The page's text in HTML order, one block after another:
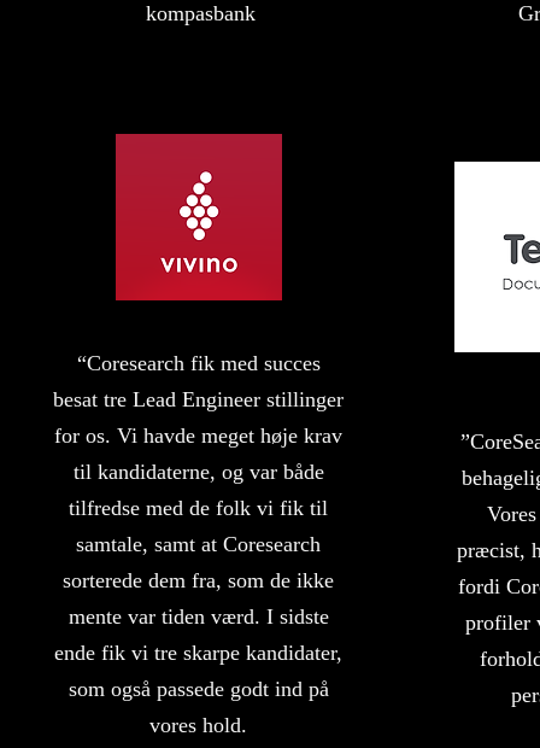
kompasbank
“Coresearch fik med succes
besat tre Lead Engineer stillinger
for os. Vi havde meget høje krav
til kandidaterne, og var både
tilfredse med de folk vi fik til
samtale, samt at Coresearch
sorterede dem fra, som de ikke
mente var tiden værd. I sidste
ende fik vi tre skarpe kandidater,
som også passede godt ind på
vores hold.
præcist,
fordi
profiler